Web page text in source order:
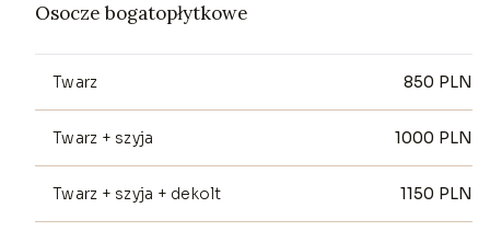
Osocze bogatopłytkowe
Twarz 850 PLN
Twarz + szyja 1000 PLN
Twarz + szyja + dekolt 1150 PLN